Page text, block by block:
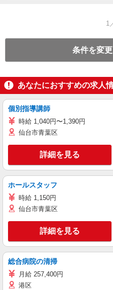
1
条件を変
あなたにおすすめの求人
個別指導講師
時給 1,040円〜1,390円
仙台市青葉区
詳細を見る
ホールスタッフ
時給 1,150円
仙台市青葉区
詳細を見る
総合病院の清掃
月給 257,400円
港区